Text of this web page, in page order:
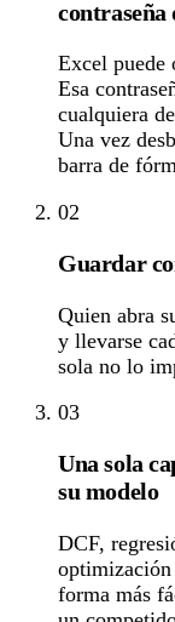
contraseña
Excel puede
Esa
cualquiera
Una vez
barra de
02
Guardar
Quien abra
y llevarse
sola no lo
03
Una sola
su modelo
DCF,
optimización
forma más